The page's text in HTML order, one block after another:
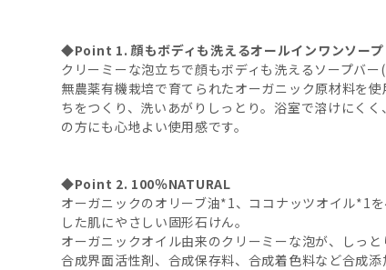
SA(サンダルウッドジャスミン)
AL(アーモンド)
◆Point 1. 顔もボディも洗えるオールインワンソープ
クリーミーな泡立ちで顔もボディも洗えるソープバー(
無農薬有機栽培で育てられたオーガニック原材料を
ちをつくり、洗いあがりしっとり。浴室で溶けにく
の方にも心地よい使用感です。
◆Point 2. 100％NATURAL
オーガニックのオリーブ油*1、ココナッツオイル*1
した肌にやさしい固形石けん。
オーガニックオイル由来のクリーミーな泡が、しっと
合成界面活性剤、合成保存料、合成着色料など合成添